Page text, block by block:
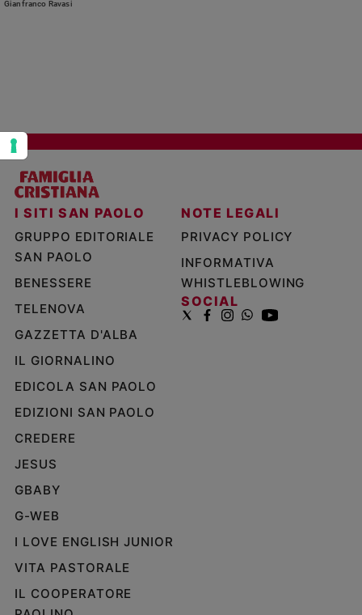
Redazione
Social
Gianfranco Ravasi
I SITI SAN PAOLO
GRUPPO EDITORIALE
SAN PAOLO
BENESSERE
TELENOVA
GAZZETTA D'ALBA
IL GIORNALINO
EDICOLA SAN PAOLO
EDIZIONI SAN PAOLO
CREDERE
JESUS
GBABY
G-WEB
I LOVE ENGLISH JUNIOR
VITA PASTORALE
IL COOPERATORE
NOTE LEGALI
PRIVACY POLICY
INFORMATIVA
WHISTLEBLOWING
SOCIAL